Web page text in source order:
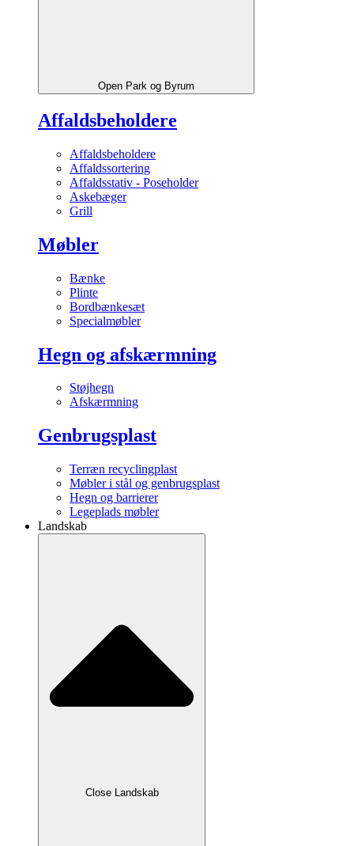
Open Park og Byrum
Affaldsbeholdere
Affaldsbeholdere
Affaldssortering
Affaldsstativ - Poseholder
Askebæger
Grill
Møbler
Bænke
Plinte
Bordbænkesæt
Specialmøbler
Hegn og afskærmning
Støjhegn
Afskærmning
Genbrugsplast
Terræn recyclingplast
Møbler i stål og genbrugsplast
Hegn og barrierer
Legeplads møbler
Landskab
Close Landskab